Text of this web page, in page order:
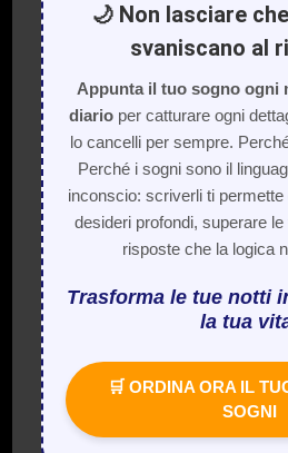
🌙 Non lasciare
svaniscano al
Appunta il tuo sogno ogni
diarioper catturare ogni
lo cancelli per sempre.
Perché i sogni sono il
inconscio: scriverli ti
desideri profondi, superare
risposte che la logica
Trasforma le tue notti
la tua
🛒 ORDINA ORA IL
SOGNI